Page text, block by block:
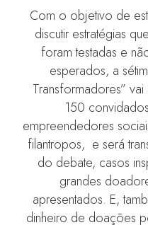
Com o objetivo de
discutir estratégias
foram testadas e
esperados, a
Transformadores”
150
empreendedores
filantropos, e será
do debate, casos
grandes
apresentados. E,
dinheiro de doações